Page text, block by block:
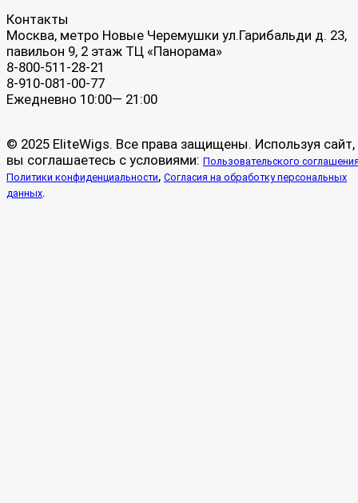
Контакты
Москва, метро Новые Черемушки ул.Гарибальди д. 23,
павильон 9, 2 этаж ТЦ «Панорама»
8-800-511-28-21
8-910-081-00-77
Ежедневно 10:00— 21:00
© 2025 EliteWigs. Все права защищены. Используя сайт,
вы соглашаетесь с условиями: Пользовательского
Политики конфиденциальности, Согласия на обработку персональных
данных.